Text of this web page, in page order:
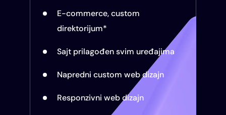
E-commerce, custom
direktorijum*
Sajt prilagođen svim uređajima
Napredni custom web dizajn
Responzivni web dizajn